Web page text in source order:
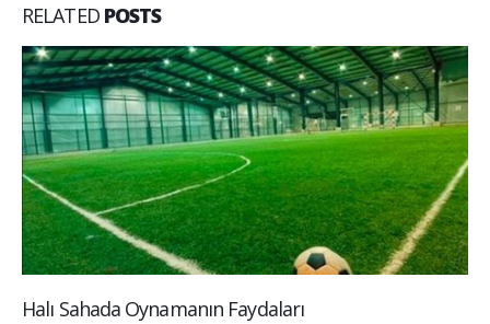
RELATED POSTS
Halı Sahada Oynamanın Faydaları